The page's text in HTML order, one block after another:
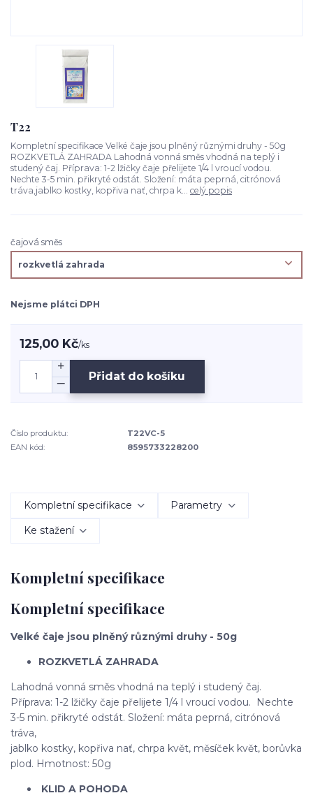
T22
Kompletní specifikace Velké čaje jsou plněný různými druhy - 50g
ROZKVETLÁ ZAHRADA Lahodná vonná směs vhodná na teplý i
studený čaj. Příprava: 1-2 lžičky čaje přelijete 1/4 l vroucí vodou.
Nechte 3-5 min. přikryté odstát. Složení: máta peprná, citrónová
tráva,jablko kostky, kopřiva nať, chrpa k... celý popis
čajová směs
Nejsme plátci DPH
125,00 Kč/ks
Přidat do košíku
Číslo produktu:
T22VC-5
EAN kód:
8595733228200
Kompletní specifikace Parametry
Ke stažení
Kompletní specifikace
Kompletní specifikace
Velké čaje jsou plněný různými druhy - 50g
ROZKVETLÁ ZAHRADA
Lahodná vonná směs vhodná na teplý i studený čaj.
Příprava: 1-2 lžičky čaje přelijete 1/4 l vroucí vodou. Nechte
3-5 min. přikryté odstát. Složení: máta peprná, citrónová
tráva,
jablko kostky, kopřiva nať, chrpa květ, měsíček květ, borůvka
plod. Hmotnost: 50g
KLID A POHODA